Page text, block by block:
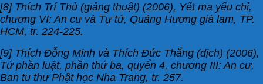
[8] Thích Trí Thủ (giảng thuật) (2006), Yết ma yếu chỉ,
chương VI: An cư và Tự tứ, Quảng Hương già lam, TP.
HCM, tr. 224-225.
[9] Thích Đỗng Minh và Thích Đức Thắng (dịch) (2006),
Tứ phần luật, phần thứ ba, quyển 4, chương III: An cư,
Ban tu thư Phật học Nha Trang, tr. 257.